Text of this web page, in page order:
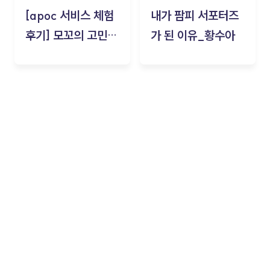
[apoc 서비스 체험
후기] 모꼬의 고민세
내가 팜피 서포터즈
가 된 이유_황수아